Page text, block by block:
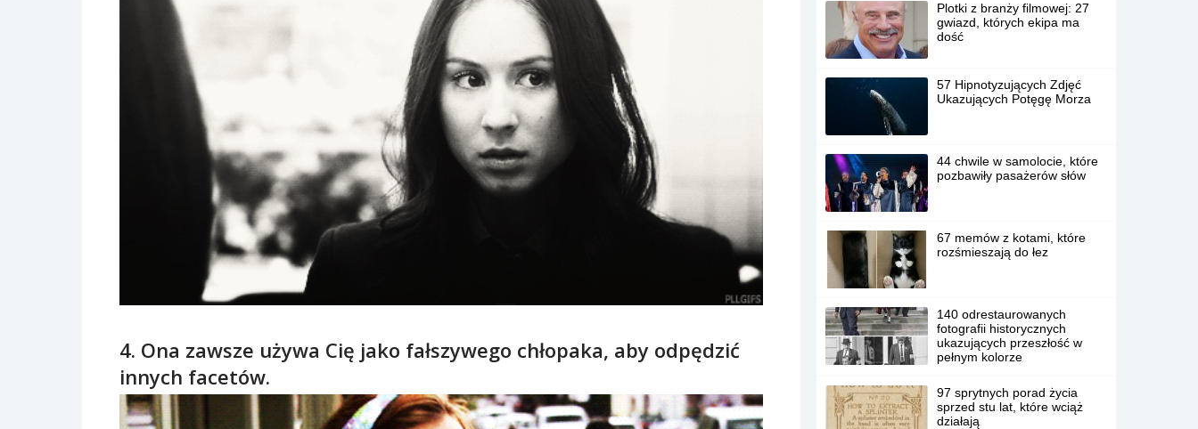
4. Ona zawsze używa Cię jako fałszywego chłopaka, aby odpędzić
innych facetów.
Plotki z branży filmowej: 27
gwiazd, których ekipa ma
dość
57 Hipnotyzujących Zdjęć
Ukazujących Potęgę Morza
44 chwile w samolocie, które
pozbawiły pasażerów słów
67 memów z kotami, które
rozśmieszają do łez
140 odrestaurowanych
fotografii historycznych
ukazujących przeszłość w
pełnym kolorze
97 sprytnych porad życia
sprzed stu lat, które wciąż
działają